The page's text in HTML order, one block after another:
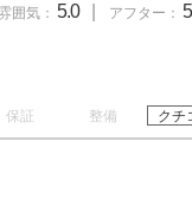
囲気： 5.0 アフター：
保証 整備 クチ